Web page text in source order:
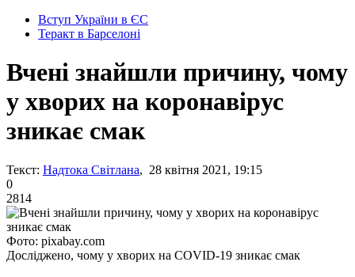
Вступ України в ЄС
Теракт в Барселоні
Вчені знайшли причину, чому
у хворих на коронавірус
зникає смак
Текст: Надтока Світлана, 28 квітня 2021, 19:15
0
2814
Фото: pixabay.com
Досліджено, чому у хворих на COVID-19 зникає смак